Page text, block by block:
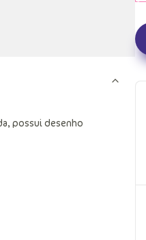
possui desenho